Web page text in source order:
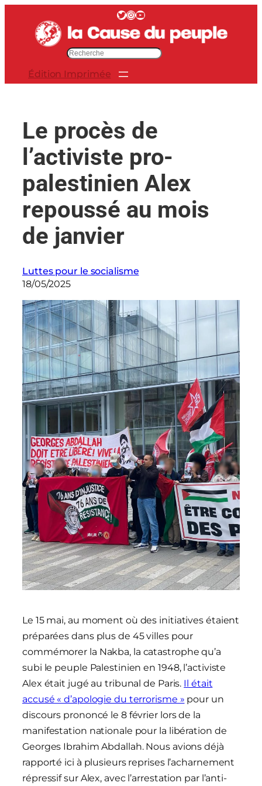
contenu
Twitter InstagramYouTube
r
Édition Imprimée
Le procès de
l’activiste pro-
palestinien Alex
repoussé au mois
de janvier
Luttes pour le socialisme
18/05/2025
Le 15 mai, au moment où des initiatives étaient
préparées dans plus de 45 villes pour
commémorer la Nakba, la catastrophe qu’a
subi le peuple Palestinien en 1948, l’activiste
Alex était jugé au tribunal de Paris. Il était
accusé « d’apologie du terrorisme » pour un
discours prononcé le 8 février lors de la
manifestation nationale pour la libération de
Georges Ibrahim Abdallah. Nous avions déjà
rapporté ici à plusieurs reprises l’acharnement
répressif sur Alex, avec l’arrestation par l’anti-